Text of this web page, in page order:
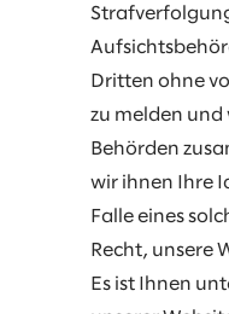
Dritten ohne
zu melden und
Behörden
wir ihnen Ihre
Falle eines
Recht, unsere
Es ist Ihnen